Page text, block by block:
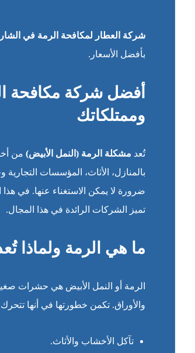
شركة العطار لمكافحة الرمة في
بأفضل الأسعار.
أفضل شركة مكافحة
وممتلكاتك
تُعد مشكلة الرمة (النمل الأبيض)من
بالمنازل، الأثاث، المؤسسات
ضرورة لا يمكن الاستغناء عنها. في
تميز الشركات الرائدة في هذا المجال.
ما هي الرمة ولماذا
الرمة أو النمل الأبيض هي حشرات
والأوراق. تكمن خطورتها في أنها
تآكل الأخشاب والأثاث.